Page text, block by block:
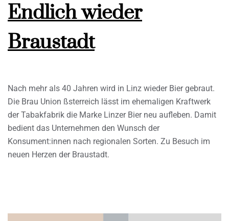
Endlich wieder
Braustadt
Nach mehr als 40 Jahren wird in Linz wieder Bier gebraut.
Die Brau Union ßsterreich lässt im ehemaligen Kraftwerk
der Tabakfabrik die Marke Linzer Bier neu aufleben. Damit
bedient das Unternehmen den Wunsch der
Konsument:innen nach regionalen Sorten. Zu Besuch im
neuen Herzen der Braustadt.